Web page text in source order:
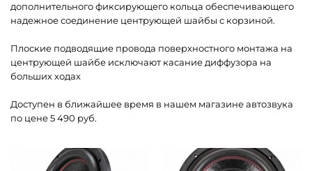
дополнительного фиксирующего кольца обеспечивающего
надежное соединение центрующей шайбы с корзиной.
Плоские подводящие провода поверхностного монтажа на
центрующей шайбе исключают касание диффузора на
больших ходах
Доступен в ближайшее время в нашем магазине автозвука
по цене 5 490 руб.